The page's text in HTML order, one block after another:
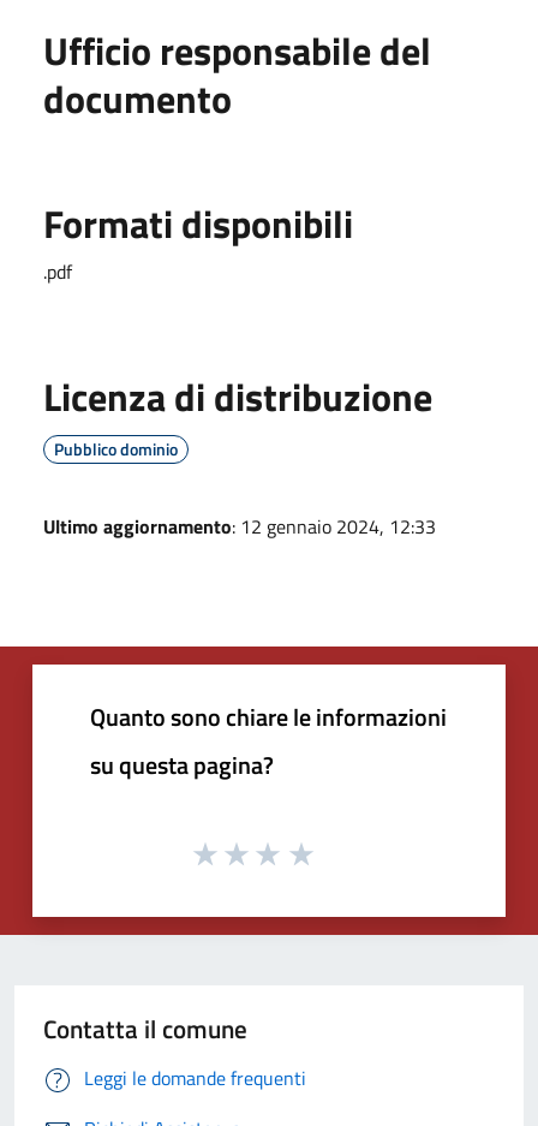
Ufficio responsabile del
documento
Formati disponibili
.pdf
Licenza di distribuzione
Pubblico dominio
Ultimo aggiornamento: 12 gennaio 2024, 12:33
Quanto sono chiare le informazioni
su questa pagina?
Contatta il comune
Leggi le domande frequenti